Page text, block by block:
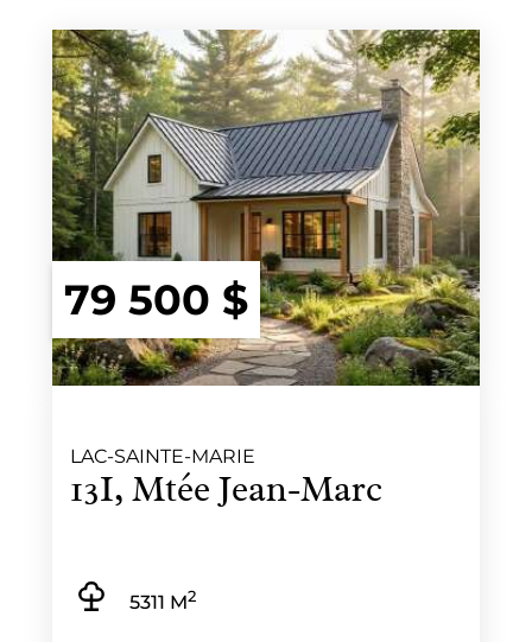
79 500 $
LAC-SAINTE-MARIE
13I, Mtée Jean-Marc
5311 M2